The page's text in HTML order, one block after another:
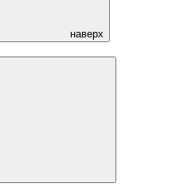
наверх